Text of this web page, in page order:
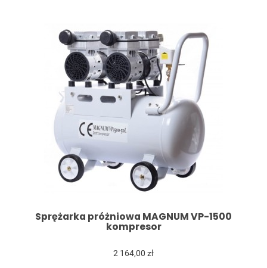
Sprężarka próżniowa MAGNUM VP-1500
kompresor
2 164,00 zł